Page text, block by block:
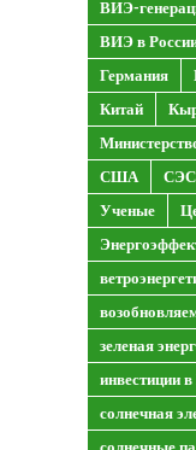
ВИЭ-
ВИЭ в
Германия
Китай
США
СЭС
Ученые
зеленая
инвестиции
солнечная
солнечные